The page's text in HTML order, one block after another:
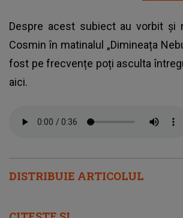
DISTRIBUIE ARTICOLUL
Despre acest subiect au vorbit și
Cosmin în matinalul „Dimineața
fost pe frecvențe poți asculta
aici.